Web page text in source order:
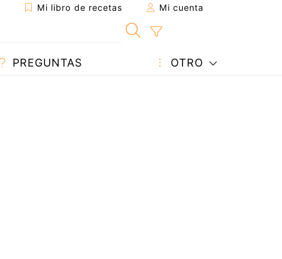
Mi libro de recetas Mi cuenta
PREGUNTAS OTRO